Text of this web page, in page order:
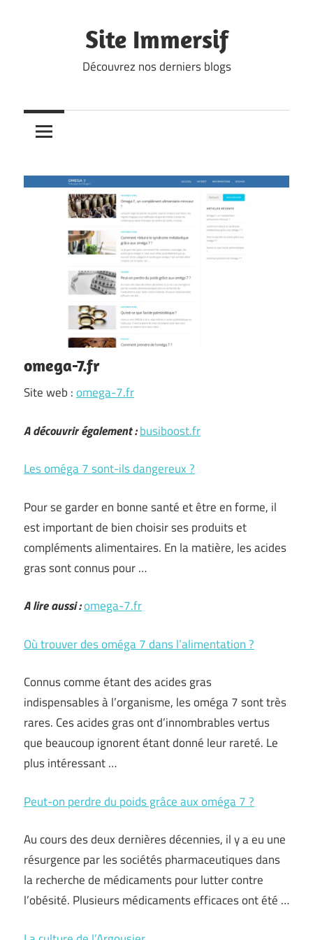
Site Immersif
Découvrez nos derniers blogs
omega-7.fr
Site web :omega-7.fr
A découvrir également :busiboost.fr
Les oméga 7 sont-ils dangereux ?
Pour se garder en bonne santé et être en forme, il
est important de bien choisir ses produits et
compléments alimentaires. En la matière, les acides
gras sont connus pour …
A lire aussi :omega-7.fr
Où trouver des oméga 7 dans l’alimentation ?
Connus comme étant des acides gras
indispensables à l’organisme, les oméga 7 sont très
rares. Ces acides gras ont d’innombrables vertus
que beaucoup ignorent étant donné leur rareté. Le
plus intéressant …
Peut-on perdre du poids grâce aux oméga 7 ?
Au cours des deux dernières décennies, il y a eu une
résurgence par les sociétés pharmaceutiques dans
la recherche de médicaments pour lutter contre
l’obésité. Plusieurs médicaments efficaces ont été …